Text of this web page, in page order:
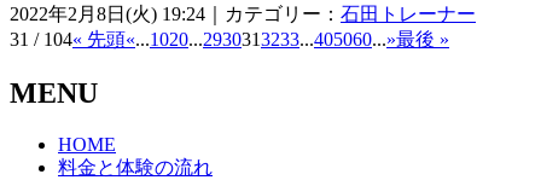
2022年2月8日(火) 19:24｜カテゴリー： 石田トレーナー
31 / 104« 先頭«...1020...2930313233...405060...»最後 »
MENU
HOME
料金と体験の流れ